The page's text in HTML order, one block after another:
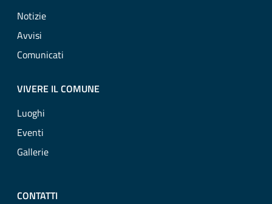
Notizie
Avvisi
Comunicati
VIVERE IL COMUNE
Luoghi
Eventi
Gallerie
CONTATTI